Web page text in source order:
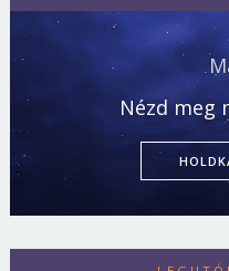
Nézd meg